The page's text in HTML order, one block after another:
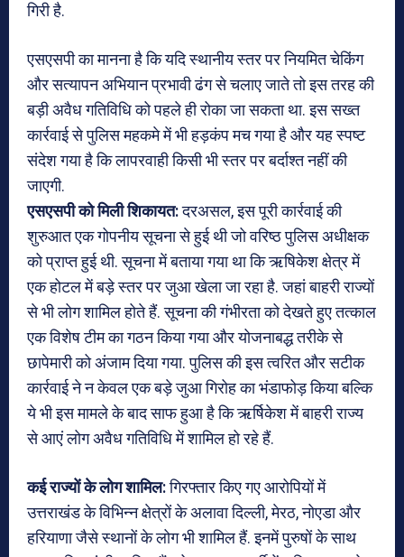
गिरी है.
एसएसपी का मानना है कि यदि स्थानीय स्तर पर नियमित चेकिंग
और सत्यापन अभियान प्रभावी ढंग से चलाए जाते तो इस तरह की
बड़ी अवैध गतिविधि को पहले ही रोका जा सकता था. इस सख्त
कार्रवाई से पुलिस महकमे में भी हड़कंप मच गया है और यह स्पष्ट
संदेश गया है कि लापरवाही किसी भी स्तर पर बर्दाश्त नहीं की
जाएगी.
एसएसपी को मिली शिकायत:दरअसल, इस पूरी कार्रवाई की
शुरुआत एक गोपनीय सूचना से हुई थी जो वरिष्ठ पुलिस अधीक्षक
को प्राप्त हुई थी. सूचना में बताया गया था कि ऋषिकेश क्षेत्र में
एक होटल में बड़े स्तर पर जुआ खेला जा रहा है. जहां बाहरी राज्यों
से भी लोग शामिल होते हैं. सूचना की गंभीरता को देखते हुए तत्काल
एक विशेष टीम का गठन किया गया और योजनाबद्ध तरीके से
छापेमारी को अंजाम दिया गया. पुलिस की इस त्वरित और सटीक
कार्रवाई ने न केवल एक बड़े जुआ गिरोह का भंडाफोड़ किया बल्कि
ये भी इस मामले के बाद साफ हुआ है कि ऋर्षिकेश में बाहरी राज्य
से आएं लोग अवैध गतिविधि में शामिल हो रहे हैं.
कई राज्यों के लोग शामिल:गिरफ्तार किए गए आरोपियों में
उत्तराखंड के विभिन्न क्षेत्रों के अलावा दिल्ली, मेरठ, नोएडा और
हरियाणा जैसे स्थानों के लोग भी शामिल हैं. इनमें पुरुषों के साथ